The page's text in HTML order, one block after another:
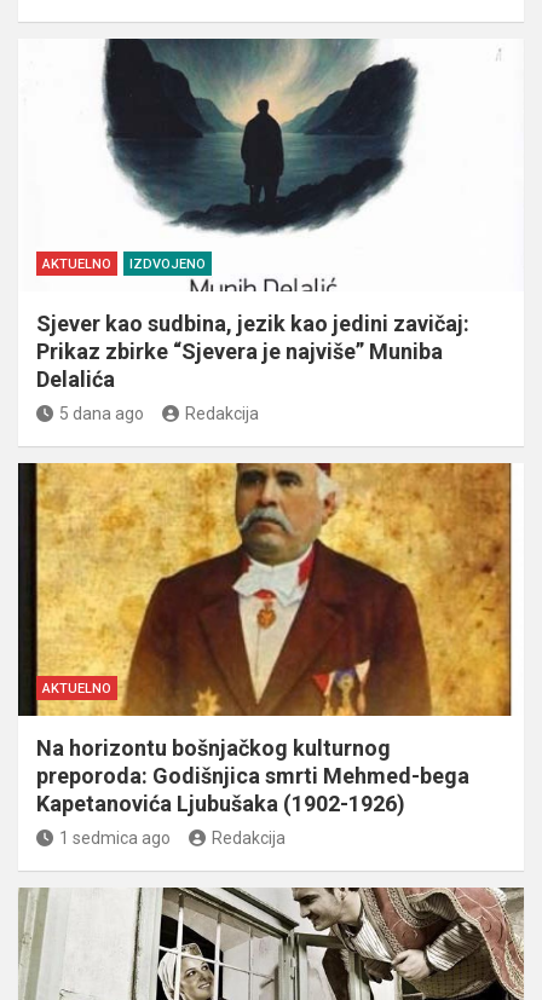
AKTUELNO IZDVOJENO
Sjever kao sudbina, jezik kao jedini zavičaj:
Prikaz zbirke “Sjevera je najviše” Muniba
Delalića
5 dana ago Redakcija
AKTUELNO
Na horizontu bošnjačkog kulturnog
preporoda: Godišnjica smrti Mehmed-bega
Kapetanovića Ljubušaka (1902-1926)
1 sedmica ago Redakcija